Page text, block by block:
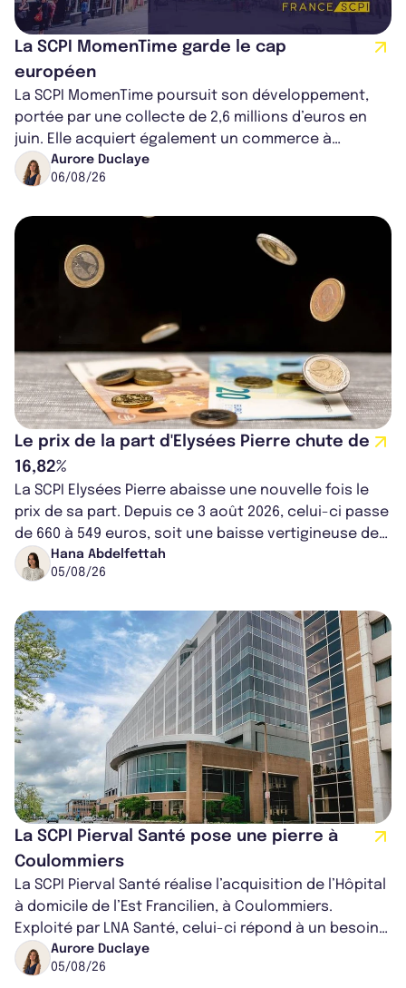
La SCPI MomenTime garde le cap
européen
La SCPI MomenTime poursuit son développement,
portée par une collecte de 2,6 millions d’euros en
juin. Elle acquiert également un commerce à
Worcester, place une plateforme logisti...
Aurore Duclaye
06/08/26
Le prix de la part d'Elysées Pierre chute de
16,82%
La SCPI Elysées Pierre abaisse une nouvelle fois le
prix de sa part. Depuis ce 3 août 2026, celui-ci passe
de 660 à 549 euros, soit une baisse vertigineuse de
16,82%. Cette nouvell...
Hana Abdelfettah
05/08/26
La SCPI Pierval Santé pose une pierre à
Coulommiers
La SCPI Pierval Santé réalise l’acquisition de l’Hôpital
à domicile de l’Est Francilien, à Coulommiers.
Exploité par LNA Santé, celui-ci répond à un besoin
médical croissant, qui s...
Aurore Duclaye
05/08/26